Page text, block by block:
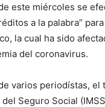
este miércoles se
a la palabra”
la cual ha sido
del coronavirus.
varios periodístas, el
Seguro Social